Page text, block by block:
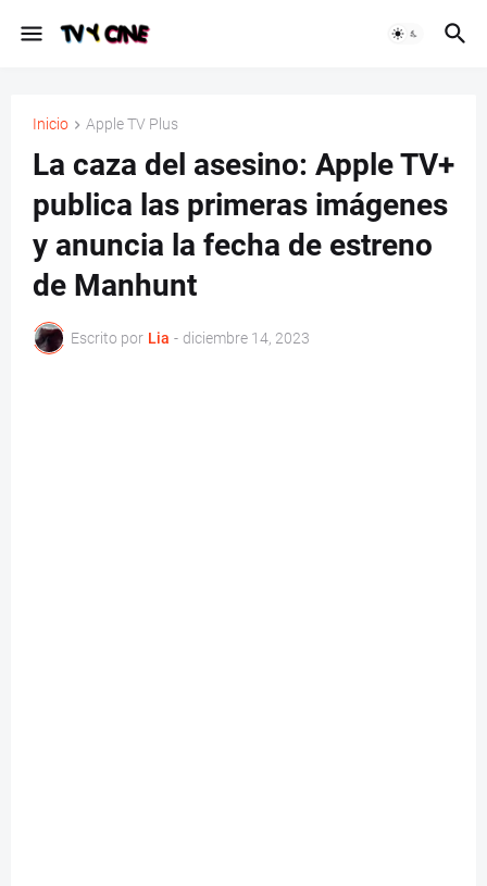
Inicio Apple TV Plus
La caza del asesino: Apple TV+
publica las primeras imágenes
y anuncia la fecha de estreno
de Manhunt
Escrito por Lia - diciembre 14, 2023